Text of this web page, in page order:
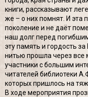
книги, рассказывают
же – о них помнят. И эта
поколение и не даёт
наш долг перед
эту память и гордость
нитью прошла через все
участники с большим
читателей библиотеки
которых пришлось на
В ходе мероприятия